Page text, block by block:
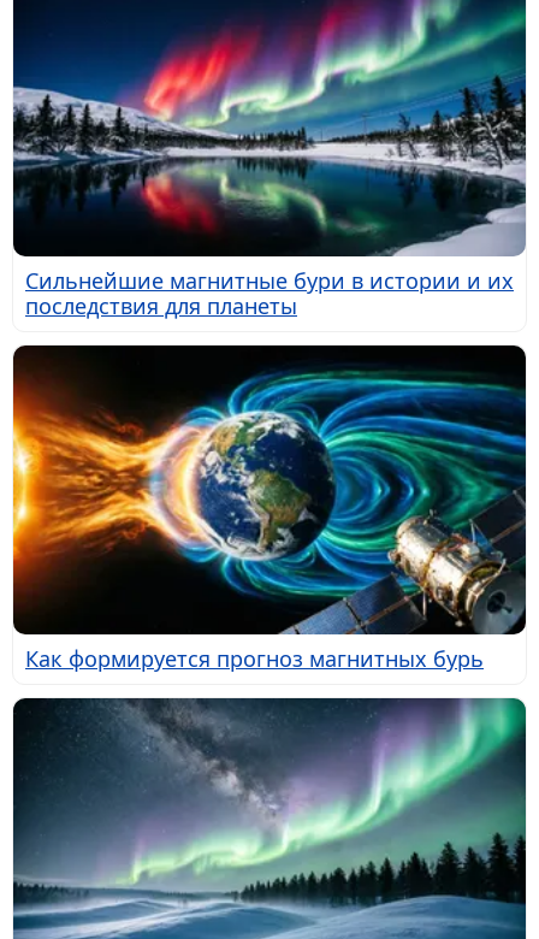
Сильнейшие магнитные бури в истории и их
последствия для планеты
Как формируется прогноз магнитных бурь